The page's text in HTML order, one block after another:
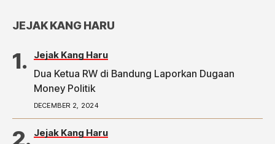
JEJAK KANG HARU
Jejak Kang Haru
Dua Ketua RW di Bandung Laporkan Dugaan
Money Politik
DECEMBER 2, 2024
Jejak Kang Haru